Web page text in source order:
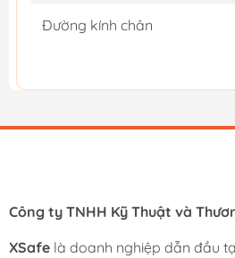
Đường kính chân
Công ty TNHH Kỹ Thuật và
XSafe là doanh nghiệp dẫn đầu